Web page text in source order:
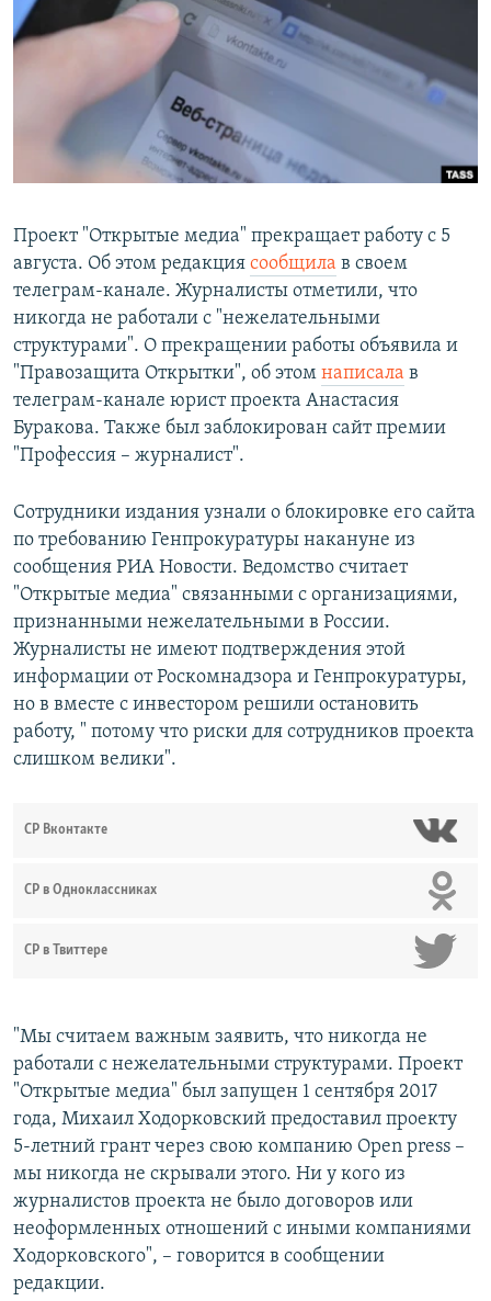
РАСПИСАНИЕ ВЕЩАНИЯ
ПОДПИШИТЕСЬ НА РАССЫЛКУ
СОЦИАЛЬНЫЕ СЕТИ
Все сайты РСЕ/РС
Проект "Открытые медиа" прекращает работу с 5
августа. Об этом редакция сообщила в своем
телеграм-канале. Журналисты отметили, что
никогда не работали с "нежелательными
структурами". О прекращении работы объявила и
"Правозащита Открытки", об этом написала в
телеграм-канале юрист проекта Анастасия
Буракова. Также был заблокирован сайт премии
"Профессия – журналист".
Сотрудники издания узнали о блокировке его сайта
по требованию Генпрокуратуры накануне из
сообщения РИА Новости. Ведомство считает
"Открытые медиа" связанными с организациями,
признанными нежелательными в России.
Журналисты не имеют подтверждения этой
информации от Роскомнадзора и Генпрокуратуры,
но в вместе с инвестором решили остановить
работу, " потому что риски для сотрудников проекта
слишком велики".
СР Вконтакте
СР в Одноклассниках
СР в Твиттере
"Мы считаем важным заявить, что никогда не
работали с нежелательными структурами. Проект
"Открытые медиа" был запущен 1 сентября 2017
года, Михаил Ходорковский предоставил проекту
5-летний грант через свою компанию Open press –
мы никогда не скрывали этого. Ни у кого из
журналистов проекта не было договоров или
неоформленных отношений с иными компаниями
Ходорковского", – говорится в сообщении
редакции.